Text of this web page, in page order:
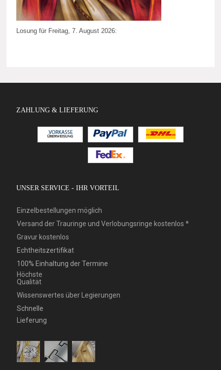
Losung für Freitag, 7. August 2026:
ZAHLUNG & LIEFERUNG
UNSER SERVICE - IHR VORTEIL
Einzelbestellungen möglich
Versand der Trauringe und Verlobungsringe kostenlos *
Gravur kostenlos
Echtheitszertifikat
100% Einhaltung der Termine
Höchste
Qualität
Wissenswertes über Legierungen
Schnelle
Lieferung